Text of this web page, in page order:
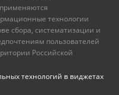
технологии
сбора, систематизации и
пользователей
Российской
технологий в виджетах